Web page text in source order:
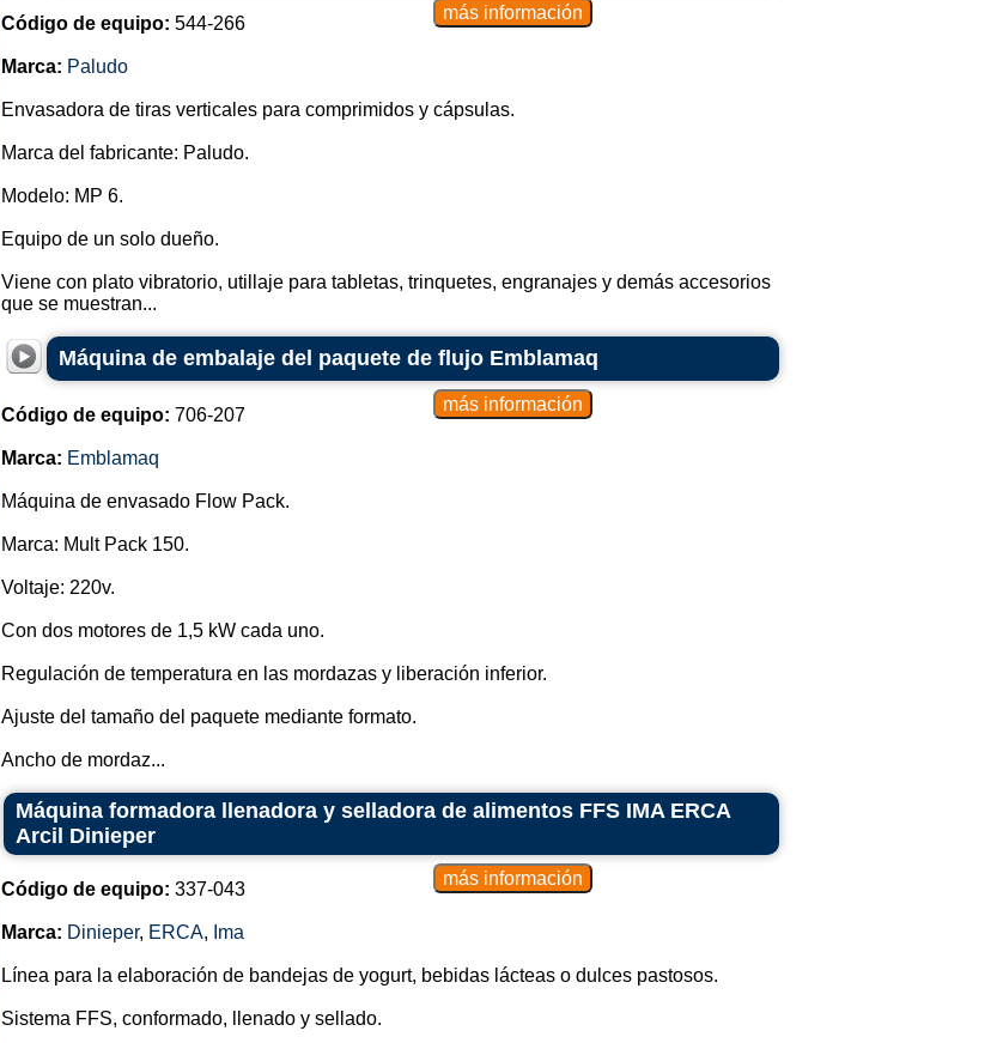
Código de equipo: 544-266
Marca: Paludo
Envasadora de tiras verticales para comprimidos y cápsulas.
Marca del fabricante: Paludo.
Modelo: MP 6.
Equipo de un solo dueño.
Viene con plato vibratorio, utillaje para tabletas, trinquetes, engranajes y demás accesorios
que se muestran...
Máquina de embalaje del paquete de flujo Emblamaq
Código de equipo: 706-207
Marca: Emblamaq
Máquina de envasado Flow Pack.
Marca: Mult Pack 150.
Voltaje: 220v.
Con dos motores de 1,5 kW cada uno.
Regulación de temperatura en las mordazas y liberación inferior.
Ajuste del tamaño del paquete mediante formato.
Ancho de mordaz...
Máquina formadora llenadora y selladora de alimentos FFS IMA ERCA
Arcil Dinieper
Código de equipo: 337-043
Marca: Dinieper, ERCA, Ima
Línea para la elaboración de bandejas de yogurt, bebidas lácteas o dulces pastosos.
Sistema FFS, conformado, llenado y sellado.